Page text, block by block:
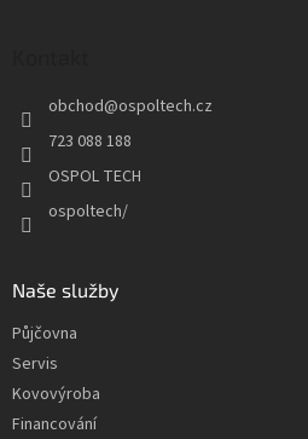
obchod@ospoltech.cz
723 088 188
OSPOL TECH
ospoltech/
Naše služby
Půjčovna
Servis
Kovovýroba
Financování